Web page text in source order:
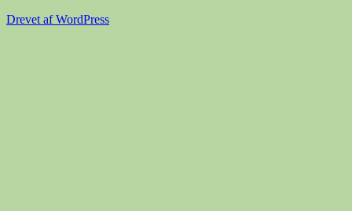
Drevet af WordPress